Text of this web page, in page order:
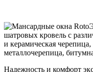
шатровых кровель с
и керамическая
металлочерепица,
Надежность и комфорт